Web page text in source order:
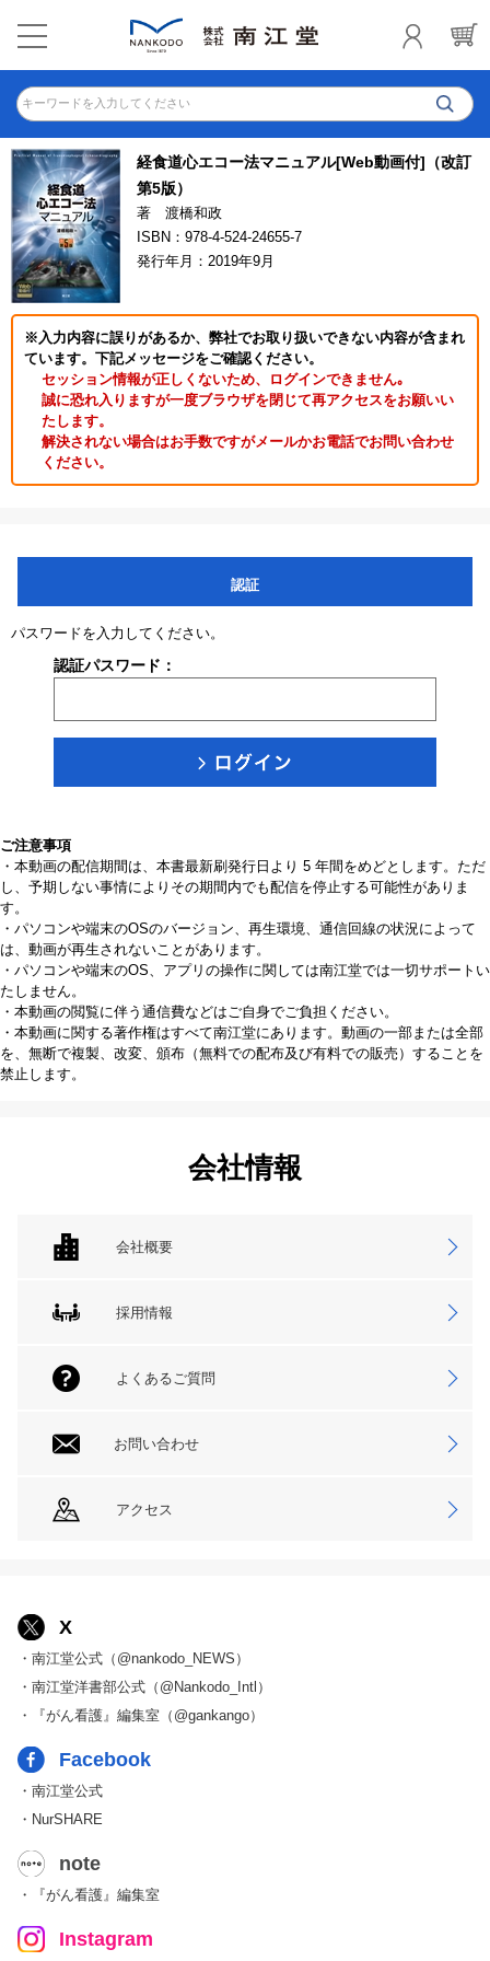
キーワードを入力してください
経食道心エコー法マニュアル[Web動画付]（改訂
第5版）
著 渡橋和政
ISBN：978-4-524-24655-7
発行年月：2019年9月
※入力内容に誤りがあるか、弊社でお取り扱いできない内容が含まれ
ています。下記メッセージをご確認ください。
セッション情報が正しくないため、ログインできません｡
誠に恐れ入りますが一度ブラウザを閉じて再アクセスをお願いい
たします。
解決されない場合はお手数ですがメールかお電話でお問い合わせ
ください。
認証
パスワードを入力してください。
認証パスワード：
ご注意事項
・本動画の配信期間は、本書最新刷発行日より 5 年間をめどとします。ただ
し、予期しない事情によりその期間内でも配信を停止する可能性がありま
す。
・パソコンや端末のOSのバージョン、再生環境、通信回線の状況によって
は、動画が再生されないことがあります。
・パソコンや端末のOS、アプリの操作に関しては南江堂では一切サポートい
たしません。
・本動画の閲覧に伴う通信費などはご自身でご負担ください。
・本動画に関する著作権はすべて南江堂にあります。動画の一部または全部
を、無断で複製、改変、頒布（無料での配布及び有料での販売）することを
禁止します。
会社情報
会社概要
採用情報
よくあるご質問
お問い合わせ
アクセス
X
・南江堂公式（@nankodo_NEWS）
・南江堂洋書部公式（@Nankodo_Intl）
・『がん看護』編集室（@gankango）
Facebook
・南江堂公式
・NurSHARE
note
・『がん看護』編集室
Instagram